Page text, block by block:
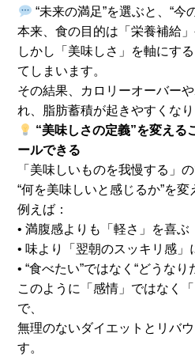
“未来の満足”を選ぶと、“今
本来、食の目的は「栄養補給」
しかし「美味しさ」を軸にす
てしまいます。
その結果、カロリーオーバー
れ、脂肪蓄積が起きやすくなり
“美味しさの定義”を変える
ールできる
「美味しいものを我慢する」の
“何を美味しいと感じるか”を変
例えば：
• 満腹感よりも「軽さ」を喜ぶ
• 味より「翌朝のスッキリ感」
• “食べたい”ではなく“どうな
このように「感情」ではなく
で、
無理のないダイエットとリバ
す。